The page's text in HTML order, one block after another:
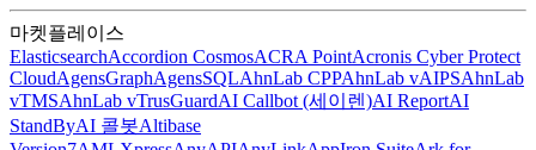
마켓플레이스
ElasticsearchAccordion CosmosACRA PointAcronis Cyber Protect
CloudAgensGraphAgensSQLAhnLab CPPAhnLab vAIPSAhnLab
vTMSAhnLab vTrusGuardAI Callbot (세이렌)AI ReportAI
StandByAI 콜봇Altibase